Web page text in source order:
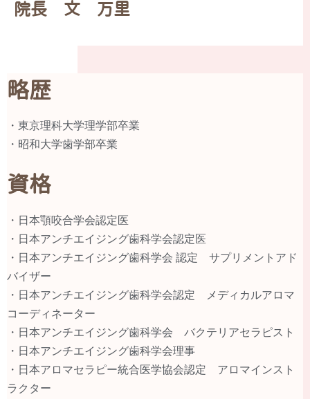
院長 文 万里
略歴
・東京理科大学理学部卒業
・昭和大学歯学部卒業
資格
・日本顎咬合学会認定医
・日本アンチエイジング歯科学会認定医
・日本アンチエイジング歯科学会 認定 サプリメントアド
バイザー
・日本アンチエイジング歯科学会認定 メディカルアロマ
コーディネーター
・日本アンチエイジング歯科学会 バクテリアセラピスト
・日本アンチエイジング歯科学会理事
・日本アロマセラピー統合医学協会認定 アロマインスト
ラクター